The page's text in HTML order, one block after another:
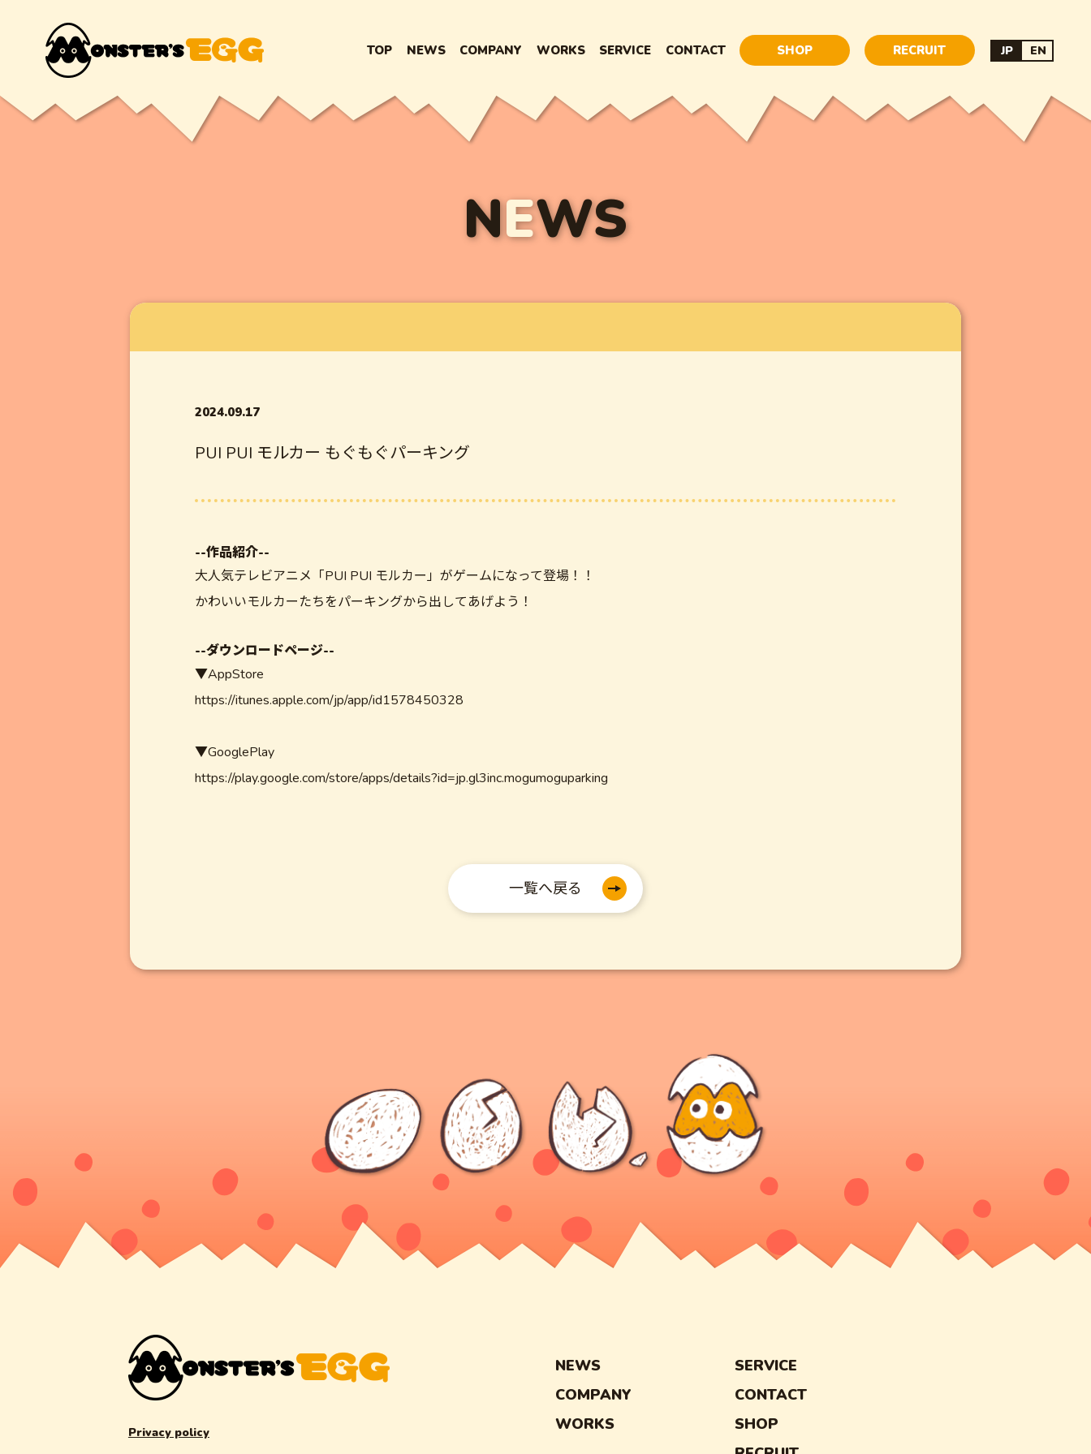
TOP NEWS COMPANY WORKS SERVICE CONTACT SHOP RECRUIT JP EN
NEWS
2024.09.17
PUI PUI モルカー もぐもぐパーキング
--作品紹介--
大人気テレビアニメ「PUI PUI モルカー」がゲームになって登場！！
かわいいモルカーたちをパーキングから出してあげよう！
--ダウンロードページ--
▼AppStore
https://itunes.apple.com/jp/app/id1578450328
▼GooglePlay
https://play.google.com/store/apps/details?id=jp.gl3inc.mogumoguparking
一覧へ戻る
Privacy policy
NEWS
COMPANY
WORKS
SERVICE
CONTACT
SHOP